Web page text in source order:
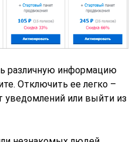
различную информацию
Отключить ее легко –
уведомлений или выйти из